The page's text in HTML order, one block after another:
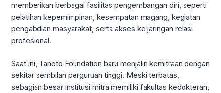
memberikan berbagai fasilitas pengembangan diri, seperti
pelatihan kepemimpinan, kesempatan magang, kegiatan
pengabdian masyarakat, serta akses ke jaringan relasi
profesional.
Saat ini, Tanoto Foundation baru menjalin kemitraan dengan
sekitar sembilan perguruan tinggi. Meski terbatas,
sebagian besar institusi mitra memiliki fakultas kedokteran,